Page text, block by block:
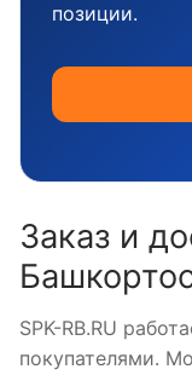
позиции.
Заказ и
SPK-RB.RU
покупателями.